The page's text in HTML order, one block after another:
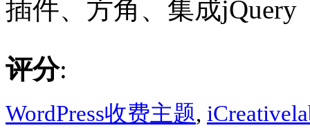
插件、方角、集成jQuery
评分:
WordPress收费主题,